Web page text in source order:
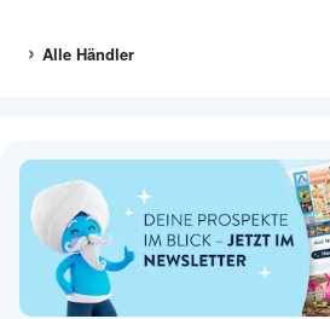
Alle Händler